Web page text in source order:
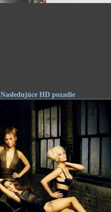
Nasledujúce HD pozadie